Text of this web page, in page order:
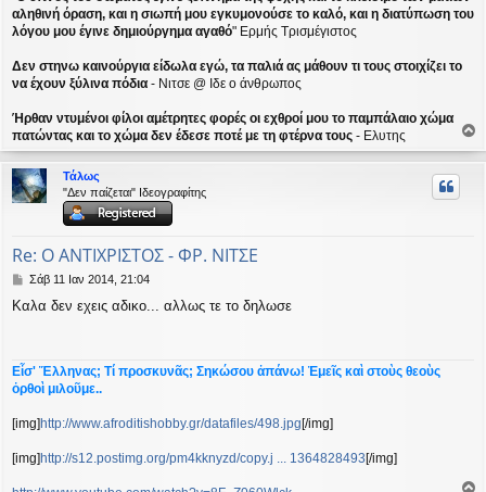
αληθινή όραση, και η σιωπή μου εγκυμονούσε το καλό, και η διατύπωση του
λόγου μου έγινε δημιούργημα αγαθό" Ερμής Τρισμέγιστος
Δεν στηνω καινούργια είδωλα εγώ, τα παλιά ας μάθουν τι τους στοιχίζει το
να έχουν ξύλινα πόδια - Νιτσε @ Ιδε ο άνθρωπος
Ήρθαν ντυμένοι φίλοι αμέτρητες φορές οι εχθροί μου το παμπάλαιο χώμα
πατώντας και το χώμα δεν έδεσε ποτέ με τη φτέρνα τους - Ελυτης
ο
ρ
Τάλως
"Δεν παίζεται" Ιδεογραφίτης
Re: Ο ΑΝΤΙΧΡΙΣΤΟΣ - ΦΡ. ΝΙΤΣΕ
Δ
μ
ε
υ
η
Σάβ 11 Ιαν 2014, 21:04
Καλα δεν εχεις αδικο... αλλως τε το δηλωσε
Εἶσ' Ἕλληνας; Τί προσκυνᾶς; Σηκώσου ἀπάνω! Ἐμεῖς καὶ στοὺς θεοὺς
ὀρθοὶ μιλοῦμε..
[img] http://www.afroditishobby.gr/datafiles/498.jpg [/img]
[img] http://s12.postimg.org/pm4kknyzd/copy.j ... 1364828493 [/img]